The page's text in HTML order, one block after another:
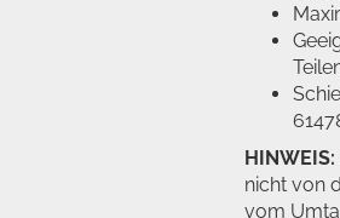
HINWEIS:
nicht von
vom